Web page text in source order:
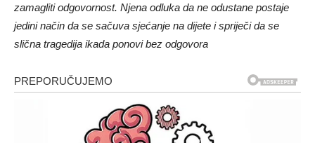
zamagliti odgovornost. Njena odluka da ne odustane postaje
jedini način da se sačuva sjećanje na dijete i spriječi da se
slična tragedija ikada ponovi bez odgovora